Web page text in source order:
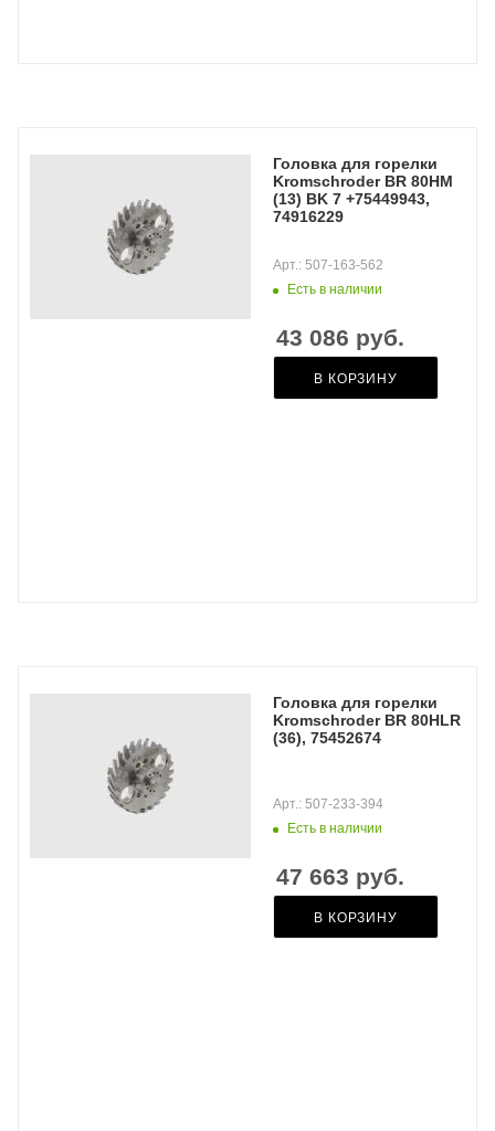
Головка для горелки
Kromschroder BR 80HM
(13) BK 7 +75449943,
74916229
Есть в наличии
Арт.: 507-163-562
43 086 руб.
В КОРЗИНУ
Головка для горелки
Kromschroder BR 80HLR
(36), 75452674
Есть в наличии
Арт.: 507-233-394
47 663 руб.
В КОРЗИНУ